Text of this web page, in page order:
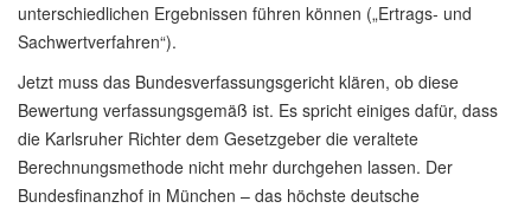
unterschiedlichen Ergebnissen führen können („Ertrags- und
Sachwertverfahren“).
Jetzt muss das Bundesverfassungsgericht klären, ob diese
Bewertung verfassungsgemäß ist. Es spricht einiges dafür, dass
die Karlsruher Richter dem Gesetzgeber die veraltete
Berechnungsmethode nicht mehr durchgehen lassen. Der
Bundesfinanzhof in München – das höchste deutsche